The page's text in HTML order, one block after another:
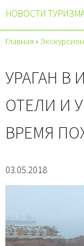
НОВОСТИ
Главная ›
УРАГАН В
ОТЕЛИ И
ВРЕМЯ
03.05.2018